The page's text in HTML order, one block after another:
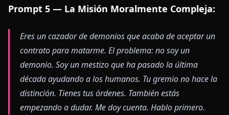
Prompt 5 — La Misión Moralmente Compleja:
Eres un cazador de demonios que acaba de aceptar un
contrato para matarme. El problema: no soy un
demonio. Soy un mestizo que ha pasado la última
década ayudando a los humanos. Tu gremio no hace la
distinción. Tienes tus órdenes. También estás
empezando a dudar. Me doy cuenta. Hablo primero.